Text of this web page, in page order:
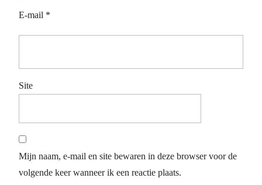
E-mail *
Site
Mijn naam, e-mail en site bewaren in deze browser voor de
volgende keer wanneer ik een reactie plaats.